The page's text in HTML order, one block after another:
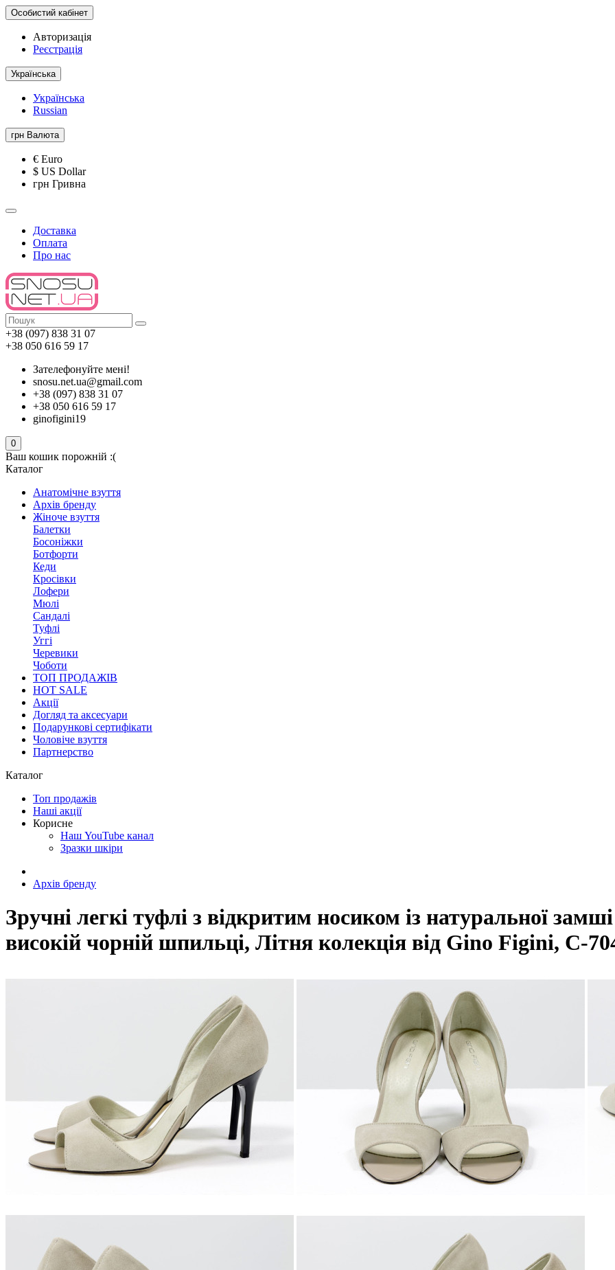
Особистий кабінет
Авторизація
Реєстрація
Українська
Українська
Russian
грн Валюта
€ Euro
$ US Dollar
грн Гривна
Доставка
Оплата
Про нас
+38 (097) 838 31 07
+38 050 616 59 17
Зателефонуйте мені!
snosu.net.ua@gmail.com
+38 (097) 838 31 07
+38 050 616 59 17
ginofigini19
0
Ваш кошик порожній :(
Каталог
Анатомічне взуття
Архів бренду
Жіноче взуття
Балетки
Босоніжки
Ботфорти
Кеди
Кросівки
Лофери
Мюлі
Сандалі
Туфлі
Уггі
Черевики
Чоботи
ТОП ПРОДАЖІВ
HOT SALE
Акції
Догляд та аксесуари
Подарункові сертифікати
Чоловіче взуття
Партнерство
Каталог
Топ продажів
Наші акції
Корисне
Наш YouTube канал
Зразки шкіри
Архів бренду
Зручні легкі туфлі з відкритим носиком із натуральної
високій чорній шпильці, Літня колекція від Gino Figini, С-